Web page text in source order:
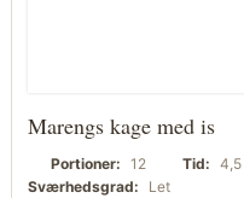
Marengs kage med is
Portioner: 12 Tid: 4,5
Sværhedsgrad:
Let